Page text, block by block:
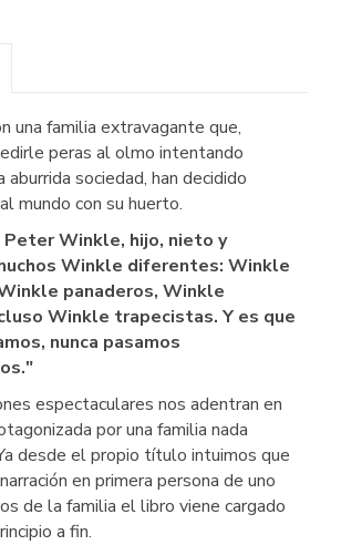
una familia extravagante que,
peras al olmo intentando
aburrida sociedad, han decidido
mundo con su huerto.
Peter Winkle, hijo, nieto y
Winkle diferentes: Winkle
panaderos, Winkle
Winkle trapecistas. Y es que
nunca pasamos
espectaculares nos adentran en
por una familia nada
desde el propio título intuimos que
en primera persona de uno
de la familia el libro viene cargado
a fin.